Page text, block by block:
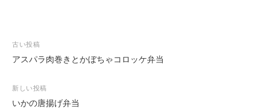
投
稿
ビ
ゲ
古い投稿
アスパラ肉巻きとかぼちゃコロッケ弁当
新しい投稿
いかの唐揚げ弁当